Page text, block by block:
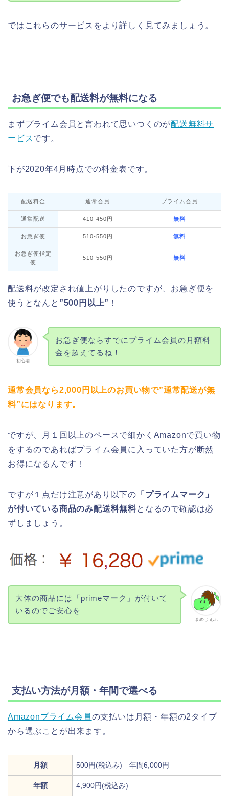
ではこれらのサービスをより詳しく見てみましょう。
お急ぎ便でも配送料が無料になる
まずプライム会員と言われて思いつくのが配送無料サ
ービスです。
下が2020年4月時点での料金表です。
配送料金 通常会員 プライム会員
通常配送 410-450円 無料
お急ぎ便 510-550円 無料
お急ぎ便指定
便
510-550円 無料
配送料が改定され値上がりしたのですが、お急ぎ便を
使うとなんと ”500円以上” ！
初心者
お急ぎ便ならすでにプライム会員の月額料
金を超えてるね！
通常会員なら2,000円以上のお買い物で”通常配送が無
料”にはなります。
ですが、月１回以上のペースで細かくAmazonで買い物
をするのであればプライム会員に入っていた方が断然
お得になるんです！
ですが１点だけ注意があり以下の 「プライムマーク」
が付いている商品のみ配送料無料となるので確認は必
ずしましょう。
まめじぇふ
大体の商品には「primeマーク」が付いて
いるのでご安心を
支払い方法が月額・年間で選べる
Amazonプライム会員の支払いは月額・年額の2タイプ
から選ぶことが出来ます。
月額 500円(税込み) 年間6,000円
年額 4,900円(税込み)